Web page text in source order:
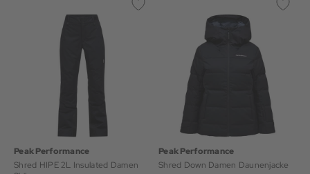
Peak Performance
Shred HIPE 2L Insulated Damen
Peak Performance
Shred Down Damen Daunenjacke